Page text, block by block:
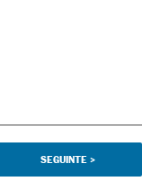
SEGUINTE >